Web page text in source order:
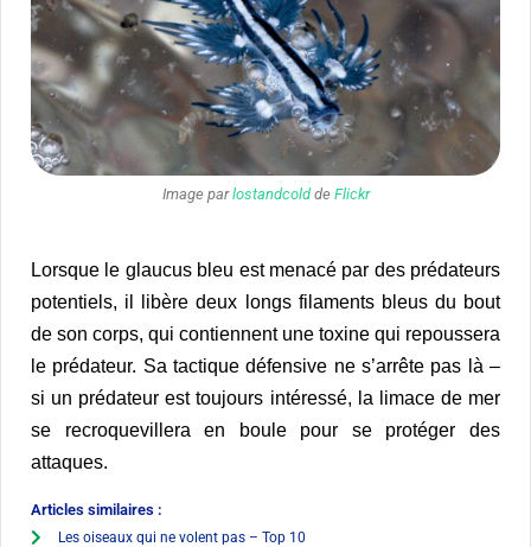
Image parlostandcoldde Flickr
Lorsque le glaucus bleu est menacé par des prédateurs
potentiels, il libère deux longs filaments bleus du bout
de son corps, qui contiennent une toxine qui repoussera
le prédateur. Sa tactique défensive ne s’arrête pas là –
si un prédateur est toujours intéressé, la limace de mer
se recroquevillera en boule pour se protéger des
attaques.
Articles similaires :
Les oiseaux qui ne volent pas – Top 10